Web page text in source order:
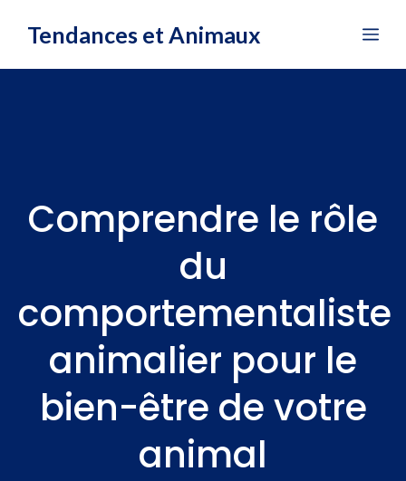
Tendances et Animaux
Comprendre le rôle
du
comportementaliste
animalier pour le
bien-être de votre
animal